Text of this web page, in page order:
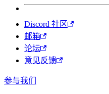
Discord 社区
邮箱
论坛
意见反馈
参与我们